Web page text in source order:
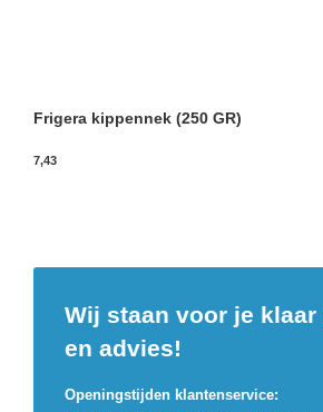
Frigera kippennek (250 GR)
7,43
Wij staan voor je
en advies!
Openingstijden klantenservice: